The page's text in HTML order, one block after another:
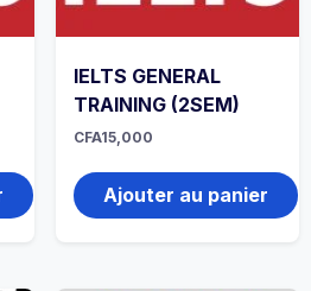
IELTS GENERAL
TRAINING (2SEM)
CFA15,000
Ajouter au panier